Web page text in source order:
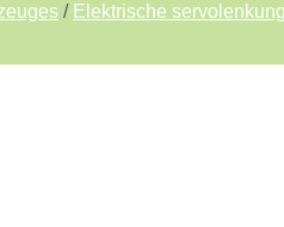
/ Elektrische